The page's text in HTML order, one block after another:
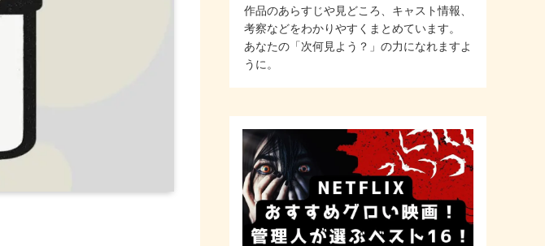
作品のあらすじや見どころ、キャスト情報、
考察などをわかりやすくまとめています。
あなたの「次何見よう？」の力になれますよ
うに。